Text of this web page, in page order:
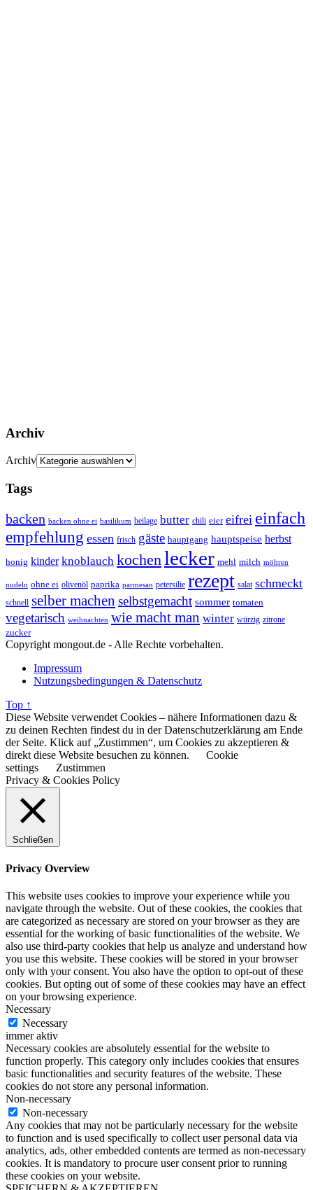
Archiv
Archiv
Tags
backen backen ohne ei basilikum beilage butter chili eier eifrei einfach
empfehlung essen frisch gäste hauptgang hauptspeise herbst
honig kinder knoblauch kochenlecker mehl milch möhren
nudeln ohne ei olivenöl paprika parmesan petersilie rezept salat schmeckt
schnell selber machen selbstgemacht sommer tomaten
vegetarisch weihnachten wie macht man winter würzig zitrone
zucker
Copyright mongout.de - Alle Rechte vorbehalten.
Impressum
Nutzungsbedingungen & Datenschutz
Top ↑
Diese Website verwendet Cookies – nähere Informationen dazu &
zu deinen Rechten findest du in der Datenschutzerklärung am Ende
der Seite. Klick auf „Zustimmen“, um Cookies zu akzeptieren &
direkt diese Website besuchen zu können.
Cookie
settings
Zustimmen
Privacy & Cookies Policy
Schließen
Privacy Overview
This website uses cookies to improve your experience while you
navigate through the website. Out of these cookies, the cookies that
are categorized as necessary are stored on your browser as they are
essential for the working of basic functionalities of the website. We
also use third-party cookies that help us analyze and understand how
you use this website. These cookies will be stored in your browser
only with your consent. You also have the option to opt-out of these
cookies. But opting out of some of these cookies may have an effect
on your browsing experience.
Necessary
Necessary
immer aktiv
Necessary cookies are absolutely essential for the website to
function properly. This category only includes cookies that ensures
basic functionalities and security features of the website. These
cookies do not store any personal information.
Non-necessary
Non-necessary
Any cookies that may not be particularly necessary for the website
to function and is used specifically to collect user personal data via
analytics, ads, other embedded contents are termed as non-necessary
cookies. It is mandatory to procure user consent prior to running
these cookies on your website.